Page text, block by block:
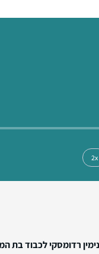
2x
רדומסקי לכבוד בת